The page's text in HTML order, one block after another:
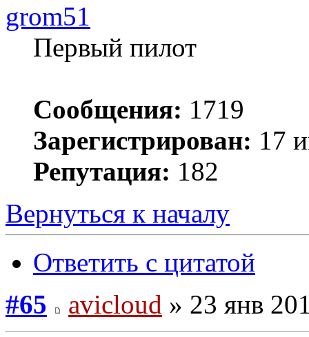
grom51
Первый пилот
Сообщения: 1719
Зарегистрирован: 17
Репутация: 182
Вернуться к началу
Ответить с цитатой
#65
avicloud » 23 янв